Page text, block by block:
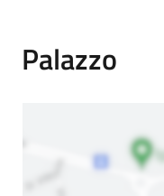
Palazzo